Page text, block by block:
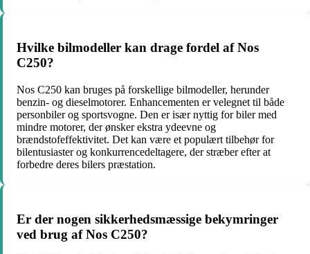
Hvilke bilmodeller kan drage fordel af Nos
C250?
Nos C250 kan bruges på forskellige bilmodeller, herunder
benzin- og dieselmotorer. Enhancementen er velegnet til både
personbiler og sportsvogne. Den er især nyttig for biler med
mindre motorer, der ønsker ekstra ydeevne og
brændstofeffektivitet. Det kan være et populært tilbehør for
bilentusiaster og konkurrencedeltagere, der stræber efter at
forbedre deres bilers præstation.
Er der nogen sikkerhedsmæssige bekymringer
ved brug af Nos C250?